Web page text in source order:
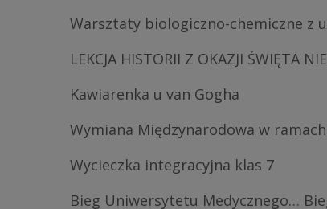
Warsztaty biologiczno-chemiczne z
LEKCJA HISTORII Z OKAZJI ŚWIĘTA
Kawiarenka u van Gogha
Wymiana Międzynarodowa w
Wycieczka integracyjna klas 7
Bieg Uniwersytetu Medycznego…